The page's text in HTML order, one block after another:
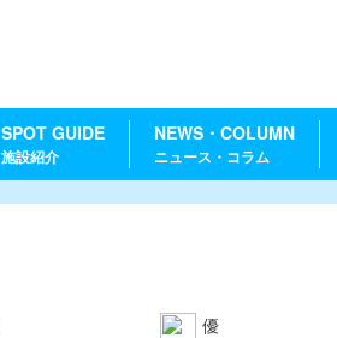
SPOT GUIDE
施設紹介
NEWS・COLUMN
ニュース・コラム
優